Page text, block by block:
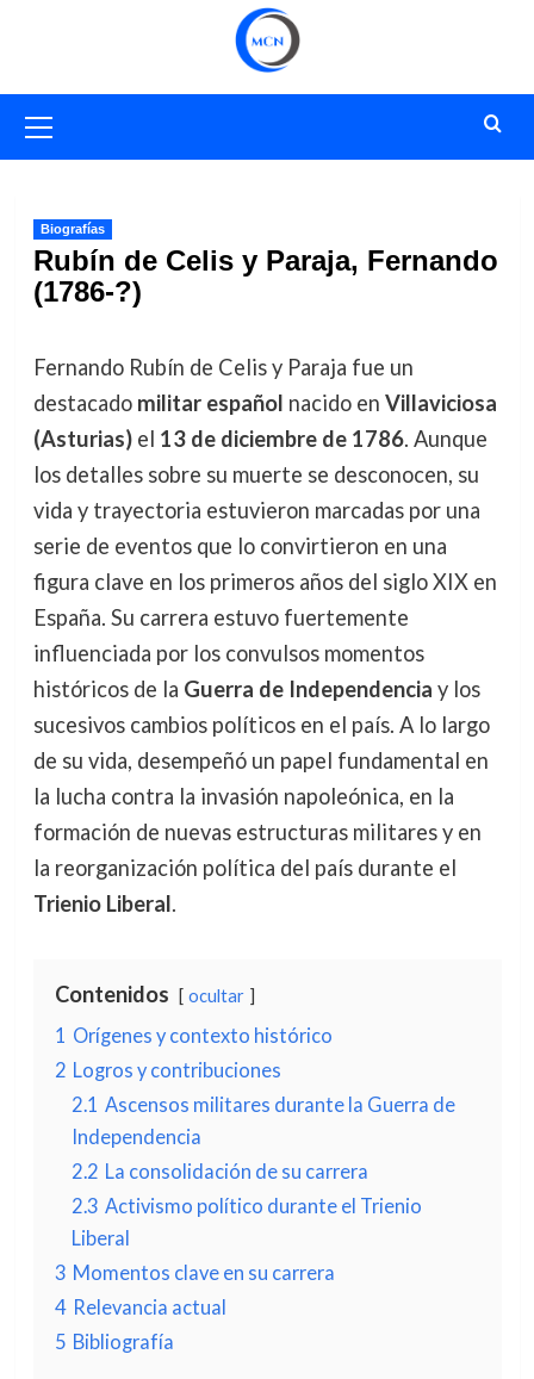
primario
Biografías
Rubín de Celis y Paraja, Fernando
(1786-?)
Fernando Rubín de Celis y Paraja fue un
destacado militar español nacido en Villaviciosa
(Asturias)el 13 de diciembre de 1786. Aunque
los detalles sobre su muerte se desconocen, su
vida y trayectoria estuvieron marcadas por una
serie de eventos que lo convirtieron en una
figura clave en los primeros años del siglo XIX en
España. Su carrera estuvo fuertemente
influenciada por los convulsos momentos
históricos de la Guerra de Independencia y los
sucesivos cambios políticos en el país. A lo largo
de su vida, desempeñó un papel fundamental en
la lucha contra la invasión napoleónica, en la
formación de nuevas estructuras militares y en
la reorganización política del país durante el
Trienio Liberal.
Contenidos ocultar
1 Orígenes y contexto histórico
2 Logros y contribuciones
2.1 Ascensos militares durante la Guerra de
Independencia
2.2 La consolidación de su carrera
2.3 Activismo político durante el Trienio
Liberal
3 Momentos clave en su carrera
4 Relevancia actual
5 Bibliografía